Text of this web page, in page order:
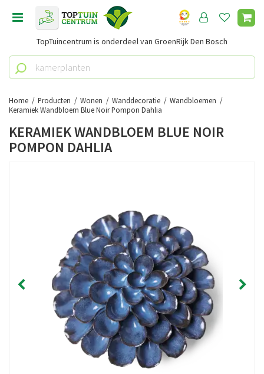
Home Producten Wonen Wanddecoratie
Wandbloemen
Keramiek Wandbloem Blue Noir Pompon Dahlia
TopTuincentrum is onderdeel van GroenRijk Den Bosch
KERAMIEK WANDBLOEM BLUE NOIR
POMPON DAHLIA